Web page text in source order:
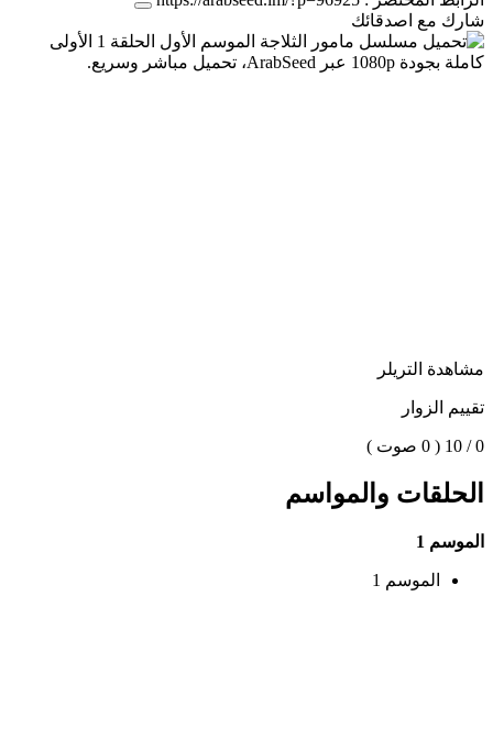
شارك مع اصدقائك
مشاهدة التريلر
تقييم الزوار
0 / 10 ( 0 صوت )
الحلقات والمواسم
الموسم 1
الموسم 1